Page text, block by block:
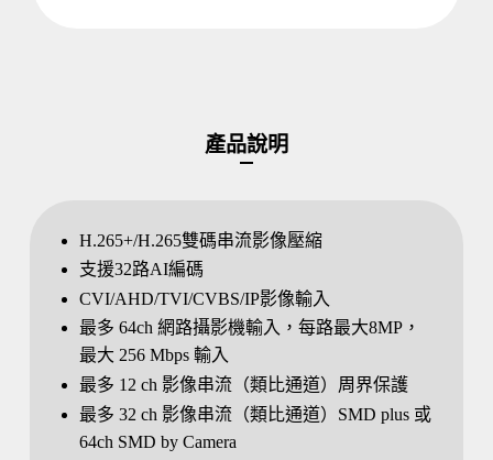
產品說明
H.265+/H.265雙碼串流影像壓縮
支援32路AI編碼
CVI/AHD/TVI/CVBS/IP影像輸入
最多 64ch 網路攝影機輸入，每路最大8MP，
最大 256 Mbps 輸入
最多 12 ch 影像串流（類比通道）周界保護
最多 32 ch 影像串流（類比通道）SMD plus 或
64ch SMD by Camera